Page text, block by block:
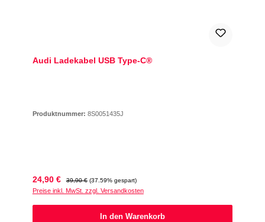
Audi Ladekabel USB Type-C®
Produktnummer: 8S0051435J
Verkaufspreis:
24,90 € Regulärer Preis:
39,90 € (37.59% gespart)
Preise inkl. MwSt. zzgl. Versandkosten
In den Warenkorb